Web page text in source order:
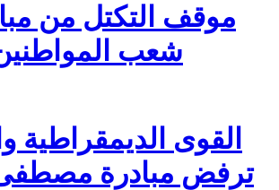
موقف التكتل من
شعب
القوى الديمقراطية
ترفض مبادرة